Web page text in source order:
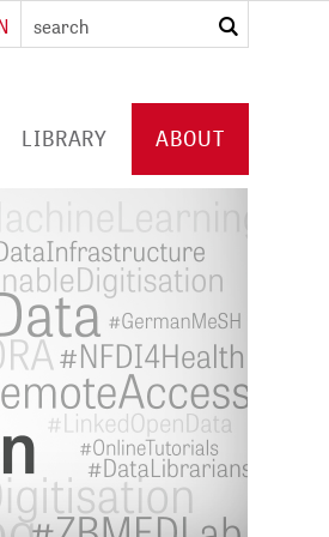
search
LIBRARY ABOUT
BY ZB MED